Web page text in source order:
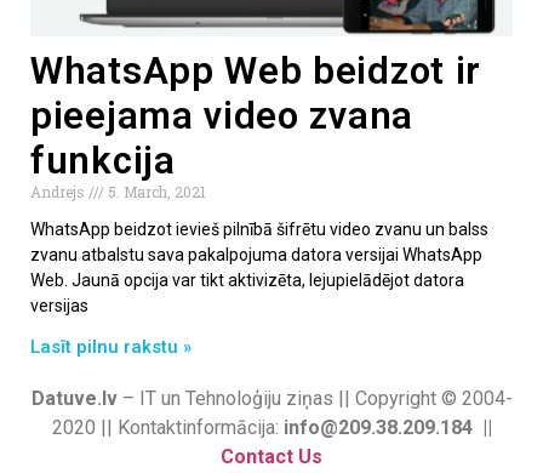
WhatsApp Web beidzot ir
pieejama video zvana
funkcija
Andrejs
5. March, 2021
WhatsApp beidzot ievieš pilnībā šifrētu video zvanu un balss
zvanu atbalstu sava pakalpojuma datora versijai WhatsApp
Web. Jaunā opcija var tikt aktivizēta, lejupielādējot datora
versijas
Lasīt pilnu rakstu »
Datuve.lv– IT un Tehnoloģiju ziņas || Copyright © 2004-
2020 || Kontaktinformācija: info@209.38.209.184 ||
Contact Us